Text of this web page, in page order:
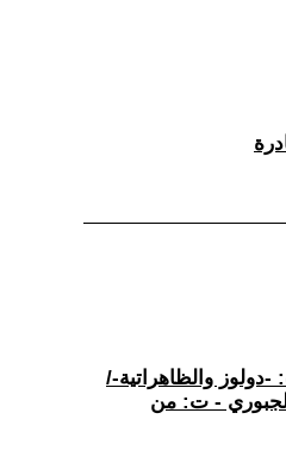
-دولوز والظاهراتية-/
- ت: من